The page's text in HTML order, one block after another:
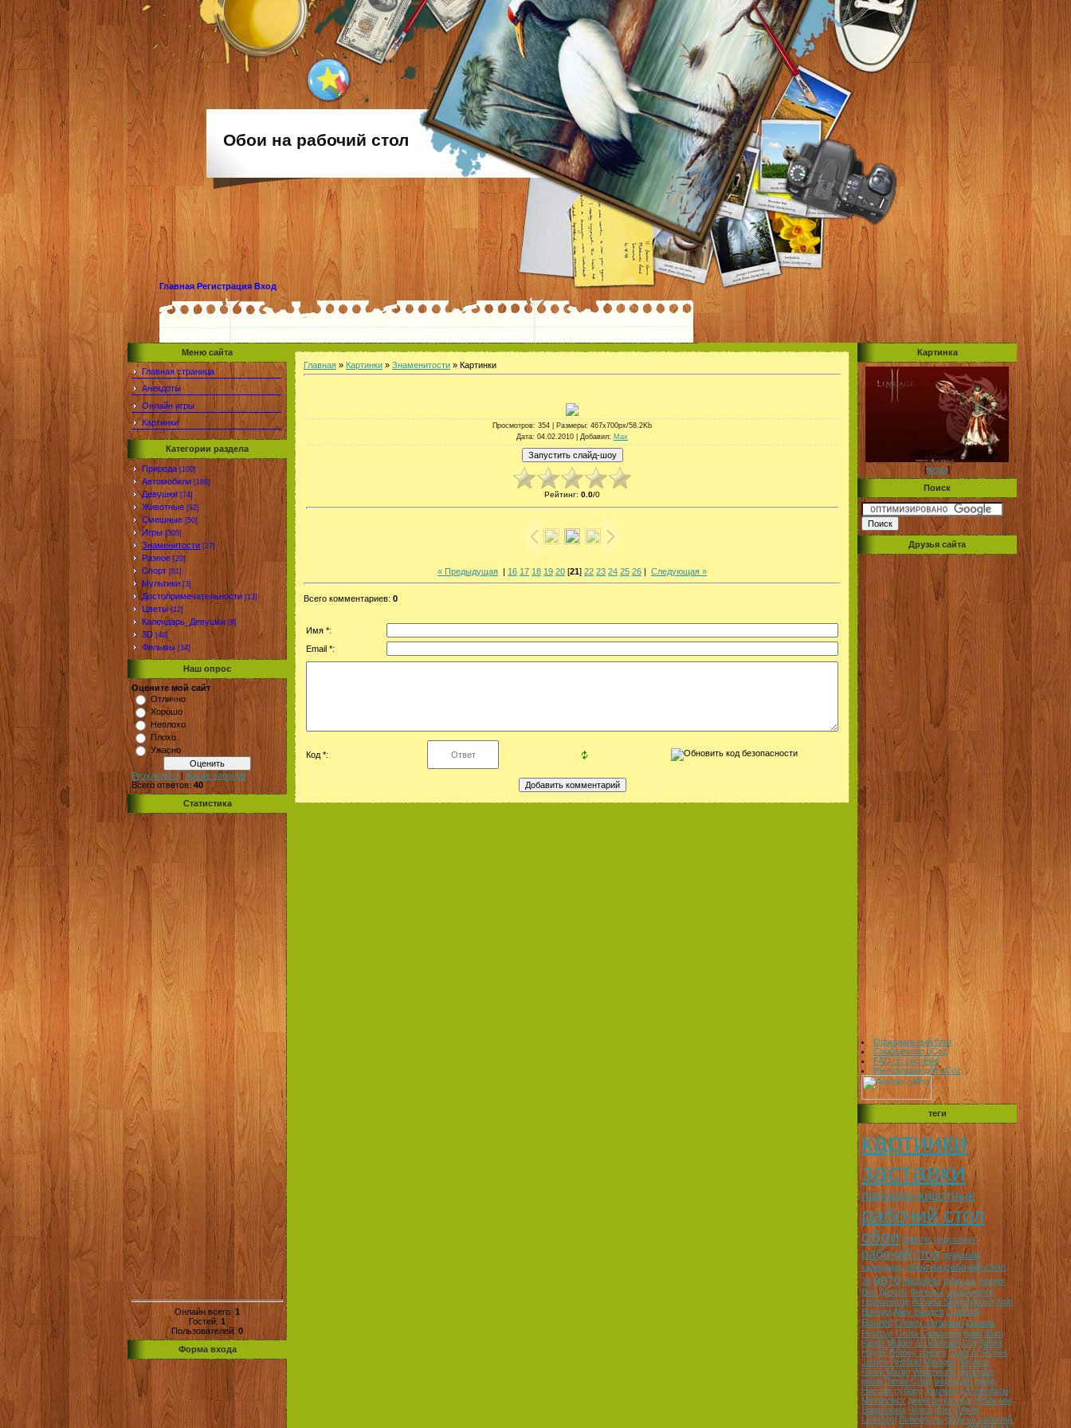
Обои на рабочий стол
Главная Регистрация Вход
Меню сайта
Главная страница
Анекдоты
Онлайн игры
Картинки
Категории раздела
Природа [100]
Автомобили [188]
Девушки [74]
Животные [92]
Смешные [50]
Игры [305]
Знаменитости [27]
Разное [20]
Спорт [61]
Мультики [3]
Достопримечательности [13]
Цветы [12]
Календарь_Девушки [8]
3D [40]
Фильмы [34]
Наш опрос
Оцените мой сайт
Отлично
Хорошо
Неплохо
Плохо
Ужасно
Результаты | Архив опросов
Всего ответов: 40
Статистика
Онлайн всего: 1
Гостей: 1
Пользователей: 0
Форма входа
Главная » Картинки » Знаменитости » Картинки
Просмотров: 354 | Размеры: 467x700px/58.2Kb
Дата: 04.02.2010 | Добавил: Max
Рейтинг: 0.0/0
« Предыдущая | 16 17 18 19 20 [21] 22 23 24 25 26 | Следующая »
Всего комментариев: 0
Имя *:
Email *:
Код *:
Картинка
[Игры]
Поиск
Друзья сайта
Официальный блог
Сообщество uCoz
FAQ по системе
Инструкции для uCoz
теги
картинки
заставки
природаживотные
рабочий стол
обои Цветы подсолнух
рабочий стол девушки
календарь обои на робочий стол
3d авто машины форсаж тюнинг
Вин Дизель Фильмы шварцнегер
терминатор Adriana Sklenarikova Xojo
BurngotAlley Baggett Caprice
Bourett Christy Turlington Daniela
Pestova Greta Caiwasoni Heidi Klum
Karen Mulder & Unknown Girl Salma
Hayek Britney spears Guns N' Roses
James Hettfield Minoque Nirvana
Ricky Martin Waterworld Зеленая
миля Denial Craig мерседес мерс
Ниссан субару Хаммер автомобили
Металлист джексон коэльо Кубок мю
Барселона Челси Inter Интер
Liverpool Ливерпуль обои на рабочий